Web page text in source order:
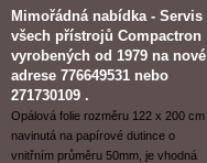
Mimořádná nabídka - Servis
všech přístrojů Compactron
vyrobených od 1979 na nové
adrese 776649531 nebo
271730109 .
Opálová folie rozměru 122 x 200 cm ,
navinutá na papírové dutince o
vnitřním průměru 50mm, je vhodná